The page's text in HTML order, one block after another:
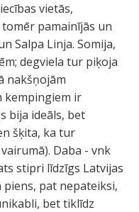
vietās,
pamainījās un
Salpa Linja. Somija,
degviela tur piķoja
nakšņojām
kempingiem ir
bija ideāls, bet
šķita, ka tur
Daba - vnk
stipri līdzīgs Latvijas
piens, pat nepateiksi,
bet tiklīdz